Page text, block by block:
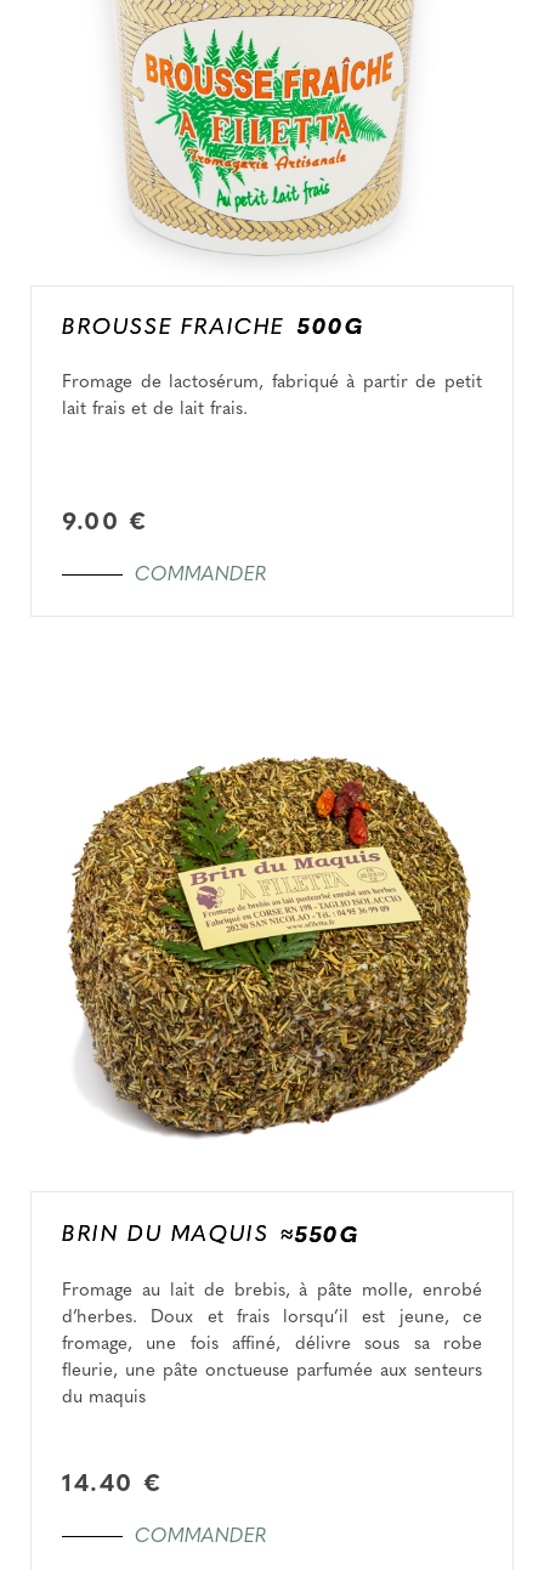
BROUSSE FRAICHE 500G
Fromage de lactosérum, fabriqué à partir de petit
lait frais et de lait frais.
9.00 €
COMMANDER
BRIN DU MAQUIS ≈550G
Fromage au lait de brebis, à pâte molle, enrobé
d’herbes. Doux et frais lorsqu’il est jeune, ce
fromage, une fois affiné, délivre sous sa robe
fleurie, une pâte onctueuse parfumée aux senteurs
du maquis
14.40 €
COMMANDER